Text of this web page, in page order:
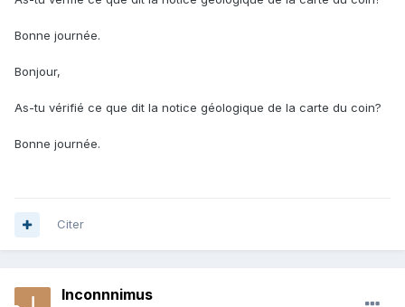
Bonne journée.
Bonjour,
As-tu vérifié ce que dit la notice géologique de la carte du coin?
Bonne journée.
Citer
Inconnnimus